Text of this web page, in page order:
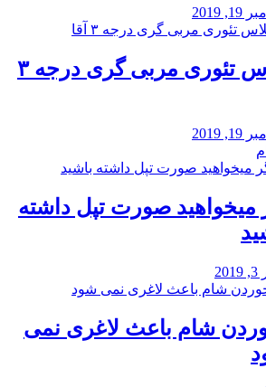
2019
کلاس تئوری مربی گری درجه ۳
2019
میخواهید صورت تپل داشته
شام باعث لاغری نمی